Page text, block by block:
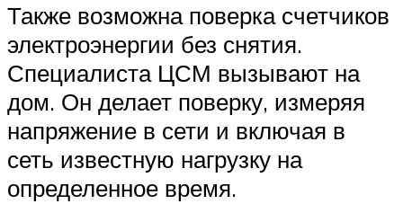
Также возможна поверка счетчиков
электроэнергии без снятия.
Специалиста ЦСМ вызывают на
дом. Он делает поверку, измеряя
напряжение в сети и включая в
сеть известную нагрузку на
определенное время.